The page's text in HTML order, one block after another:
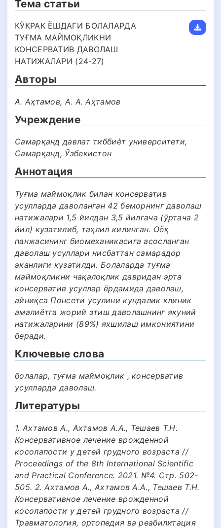
Тема статьи
КЎКРАК ЁШДАГИ БОЛАЛАРДА
ТУҒМА МАЙМОҚЛИКНИ
КОНСЕРВАТИВ ДАВОЛАШ
НАТИЖАЛАРИ (24-27)
Авторы
А. Аҳтамов, А. А. Аҳтамов
Учреждение
Самарқанд давлат тиббиѐт университети,
Самарқанд, Ўзбекистон
Аннотация
Туғма маймоқлик билан консерватив
усулларда даволанган 42 беморнинг даволаш
натижалари 1,5 йилдан 3,5 йилгача (ўртача 2
йил) кузатилиб, таҳлил килинган. Оёқ
панжасининг биомеханикасига асосланган
даволаш усуллари нисбаттан самарадор
эканлиги кузатилди. Болаларда туғма
маймоқликни чақалоқлик давридан эрта
консерватив усуллар ёрдамида даволаш,
айниқса Понсети усулини кундалик клиник
амалиётга жорий этиш даволашнинг якуний
натижаларини (89%) яхшилаш имкониятини
беради.
Ключевые слова
болалар, туғма маймоқлик , консерватив
усулларда даволаш.
Литературы
1. Ахтамов А., Ахтамов А.А., Тешаев Т.Н.
Консервативное лечение врожденной
косолапости у детей грудного возраста //
Proceedings of the 8th International Scientific
and Practical Conference. 2021. №4. Стр. 502-
505. 2. Ахтамов А., Ахтамов А.А., Тешаев Т.Н.
Консервативное лечение врожденной
косолапости у детей грудного возраста //
Травматология, ортопедия ва реабилитация